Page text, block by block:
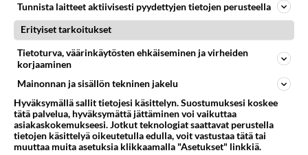
Sallittu herkku myös
aikuisille!
Nakkipiilo on lasten ja
lastenmielisten paras herkku.
kanssa, niin jälkikasvu oppii
ruoanlaittoa!
Coleslaw on Ameriikan
tuliainen.
Tunnista laitteet aktiivisesti pyydettyjen tietojen perusteella
Erityiset tarkoitukset
Tietoturva, väärinkäytösten ehkäiseminen ja virheiden
korjaaminen
Mainonnan ja sisällön tekninen jakelu
Hyväksymällä sallit tietojesi käsittelyn. Suostumuksesi koskee
tätä palvelua, hyväksymättä jättäminen voi vaikuttaa
asiakaskokemukseesi. Jotkut teknologiat saattavat perustella
tietojen käsittelyä oikeutetulla edulla, voit vastustaa tätä tai
muuttaa muita asetuksia klikkaamalla "Asetukset" linkkiä.